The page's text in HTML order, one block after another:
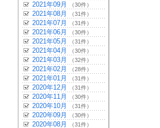
2021年09月 （30件）
2021年08月 （31件）
2021年07月 （31件）
2021年06月 （30件）
2021年05月 （31件）
2021年04月 （30件）
2021年03月 （32件）
2021年02月 （28件）
2021年01月 （31件）
2020年12月 （31件）
2020年11月 （30件）
2020年10月 （31件）
2020年09月 （30件）
2020年08月 （31件）